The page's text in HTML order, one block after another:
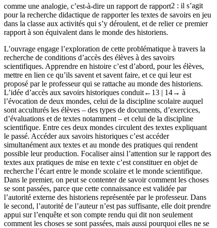
comme une analogie, c’est-à-dire un rapport de rapport2 : il s’agit
pour la recherche didactique de rapporter les textes de savoirs en jeu
dans la classe aux activités qui s’y déroulent, et de relier ce premier
rapport à son équivalent dans le monde des historiens.
L’ouvrage engage l’exploration de cette problématique à travers la
recherche de conditions d’accès des élèves à des savoirs
scientifiques. Apprendre en histoire c’est d’abord, pour les élèves,
mettre en lien ce qu’ils savent et savent faire, et ce qui leur est
proposé par le professeur qui se rattache au monde des historiens.
L’idée d’accès aux savoirs historiques conduit←13 | 14→ à
l’évocation de deux mondes, celui de la discipline scolaire auquel
sont acculturés les élèves – des types de documents, d’exercices,
d’évaluations et de textes notamment – et celui de la discipline
scientifique. Entre ces deux mondes circulent des textes expliquant
le passé. Accéder aux savoirs historiques c’est accéder
simultanément aux textes et au monde des pratiques qui rendent
possible leur production. Focaliser ainsi l’attention sur le rapport des
textes aux pratiques de mise en texte c’est constituer en objet de
recherche l’écart entre le monde scolaire et le monde scientifique.
Dans le premier, on peut se contenter de savoir comment les choses
se sont passées, parce que cette connaissance est validée par
l’autorité externe des historiens représentée par le professeur. Dans
le second, l’autorité de l’auteur n’est pas suffisante, elle doit prendre
appui sur l’enquête et son compte rendu qui dit non seulement
comment les choses se sont passées, mais aussi pourquoi elles ne se